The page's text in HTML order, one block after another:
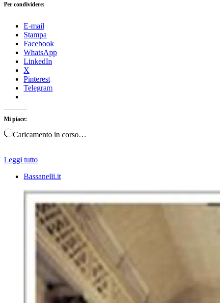
Per condividere:
E-mail
Stampa
Facebook
WhatsApp
LinkedIn
X
Pinterest
Telegram
Mi piace:
Caricamento in corso…
Leggi tutto
Bassanelli.it